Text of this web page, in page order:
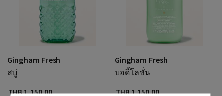
Gingham Fresh
สบู่
THB 1,150.00
Gingham Fresh
บอดี้โลชั่น
THB 1,150.00